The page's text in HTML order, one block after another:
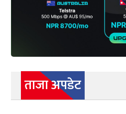
ताजा अपडेट